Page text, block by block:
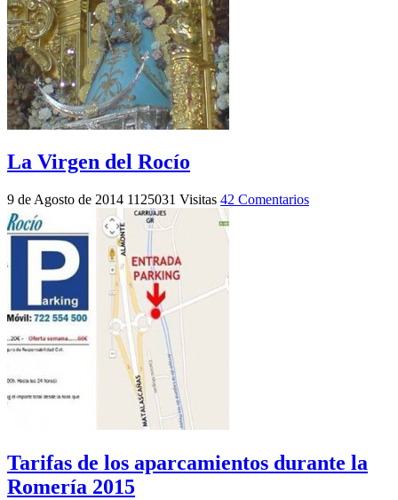
La Virgen del Rocío
9 de Agosto de 2014 1125031 Visitas 42 Comentarios
Tarifas de los aparcamientos durante la
Romería 2015